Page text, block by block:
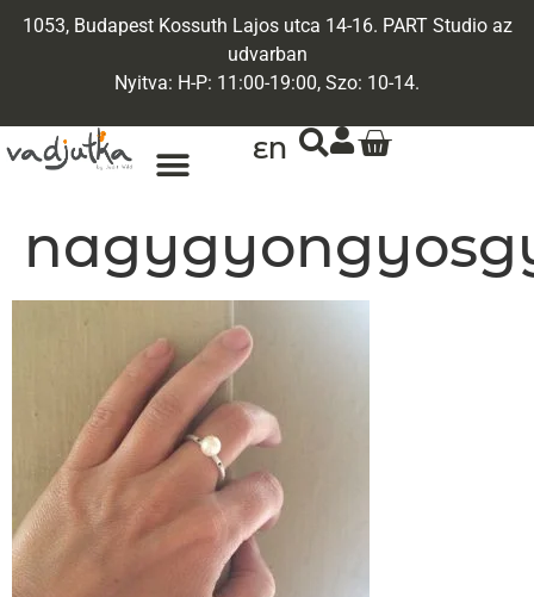
1053, Budapest Kossuth Lajos utca 14-16. PART Studio az
udvarban
Nyitva: H-P: 11:00-19:00, Szo: 10-14.
EN